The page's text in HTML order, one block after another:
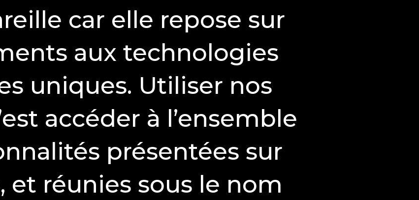
car elle repose sur
aux technologies
uniques. Utiliser nos
accéder à l’ensemble
présentées sur
et réunies sous le nom